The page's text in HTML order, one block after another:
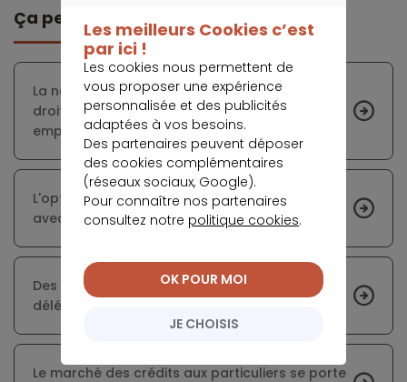
Ça peut vous intéresser
La nouvelle législation peut-elle protéger les
droits des souscripteurs d’assurance
emprunteur ?
L'optimisation du coût du crédit immobilier
avec l’assurance
Des économies sur le coût du crédit grâce à la
délégation d’assurance
Le marché des crédits aux particuliers se porte
Les meilleurs Cookies c’est
par ici !
Les cookies nous permettent de
vous proposer une expérience
personnalisée et des publicités
adaptées à vos besoins.
Des partenaires peuvent déposer
des cookies complémentaires
(réseaux sociaux, Google).
Pour connaître nos partenaires
consultez notre politique cookies.
JE CHOISIS
OK POUR MOI